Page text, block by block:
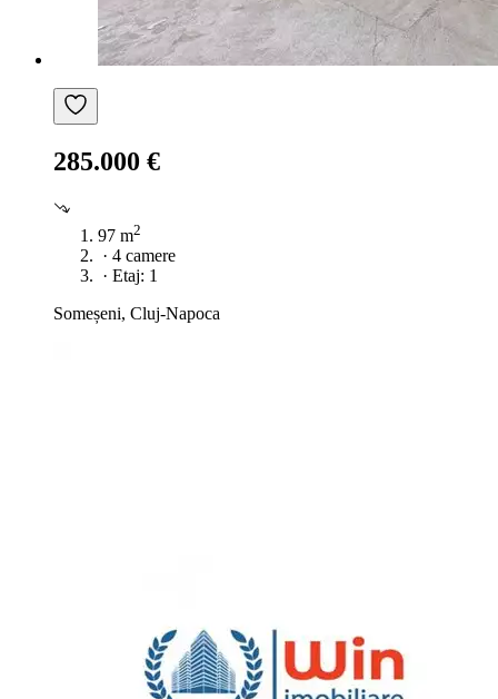
285.000 €
97 m2
· 4 camere
· Etaj: 1
Someșeni, Cluj-Napoca